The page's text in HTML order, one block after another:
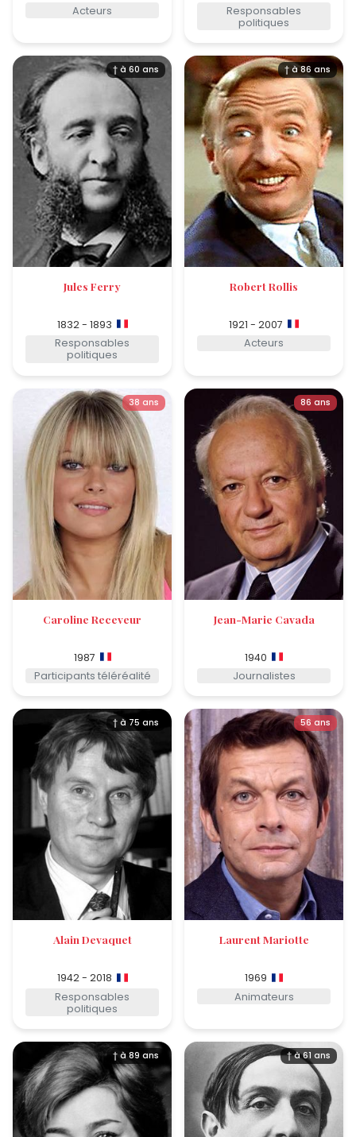
Acteurs
Responsables
politiques
† à 60 ans
Jules Ferry
1832 - 1893
Responsables
politiques
† à 86 ans
Robert Rollis
1921 - 2007
Acteurs
38 ans
Caroline Receveur
1987
Participants téléréalité
86 ans
Jean-Marie Cavada
1940
Journalistes
† à 75 ans
Alain Devaquet
1942 - 2018
Responsables
politiques
56 ans
Laurent Mariotte
1969
Animateurs
† à 89 ans † à 61 ans